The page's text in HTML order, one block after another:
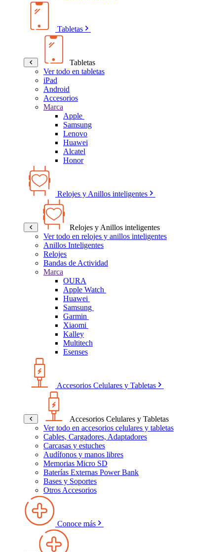
Tabletas
Tabletas
Ver todo en tabletas
iPad
Android
Accesorios
Marca
Apple
Samsung
Lenovo
Huawei
Alcatel
Honor
Relojes y Anillos inteligentes
Relojes y Anillos inteligentes
Ver todo en relojes y anillos inteligentes
Anillos Inteligentes
Relojes
Bandas de Actividad
Marca
OURA
Apple Watch
Huawei
Samsung
Garmin
Xiaomi
Kalley
Multitech
Esenses
Accesorios Celulares y Tabletas
Accesorios Celulares y Tabletas
Ver todo en accesorios celulares y tabletas
Cables, Cargadores, Adaptadores
Carcasas y estuches
Audífonos y manos libres
Memorias Micro SD
Baterías Externas Power Bank
Bases y Soportes
Otros Accesorios
Conoce más